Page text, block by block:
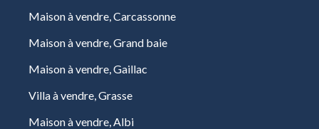
Maison à vendre, Carcassonne
Maison à vendre, Grand baie
Maison à vendre, Gaillac
Villa à vendre, Grasse
Maison à vendre, Albi